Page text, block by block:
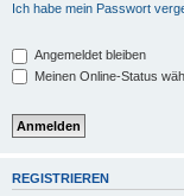
Ich habe mein Passwort
Angemeldet bleiben
Meinen Online-Status
REGISTRIEREN